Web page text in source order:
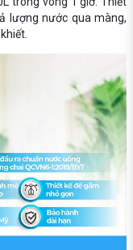
lượng nước qua màng,